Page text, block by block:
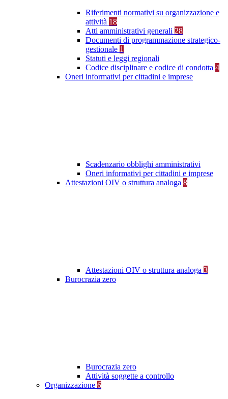
Riferimenti normativi su organizzazione e
attività 18
Atti amministrativi generali 28
Documenti di programmazione strategico-
gestionale 1
Statuti e leggi regionali
Codice disciplinare e codice di condotta 4
Oneri informativi per cittadini e imprese
Scadenzario obblighi amministrativi
Oneri informativi per cittadini e imprese
Attestazioni OIV o struttura analoga 8
Attestazioni OIV o struttura analoga 3
Burocrazia zero
Burocrazia zero
Attività soggette a controllo
Organizzazione 6